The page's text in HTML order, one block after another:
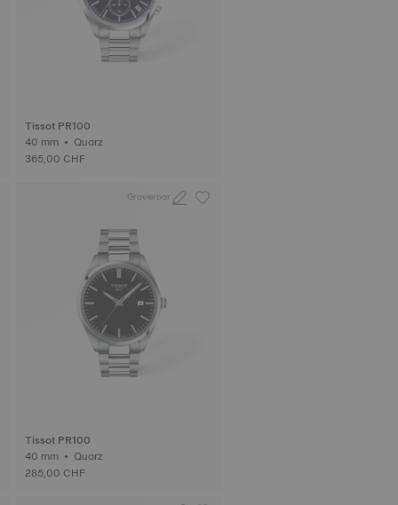
Tissot PR100
40 mm • Quarz
365,00 CHF
Gravierbar
Tissot PR100
40 mm • Quarz
285,00 CHF